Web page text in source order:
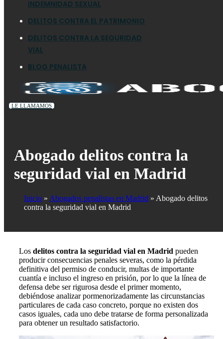
INDEMNIDAD SEXUAL
DELITOS CONTRA EL PATRIMONIO
DELITOS CONTRA LA SEGURIDAD
VIAL
BLOG PENALISTA
LE LLAMAMOS
Abogado delitos contra la
seguridad vial en Madrid
Inicio Abogados penalistas en Madrid
Abogado delitos
contra la seguridad vial en Madrid
Los delitos contra la seguridad vial en Madrid pueden
producir consecuencias penales severas, como la pérdida
definitiva del permiso de conducir, multas de importante
cuantía e incluso el ingreso en prisión, por lo que la línea de
defensa debe ser rigurosa desde el primer momento,
debiéndose analizar pormenorizadamente las circunstancias
particulares de cada caso concreto, porque no existen dos
casos iguales, cada uno debe tratarse de forma personalizada
para obtener un resultado satisfactorio.